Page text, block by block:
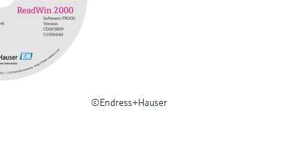
©Endress+Hauser